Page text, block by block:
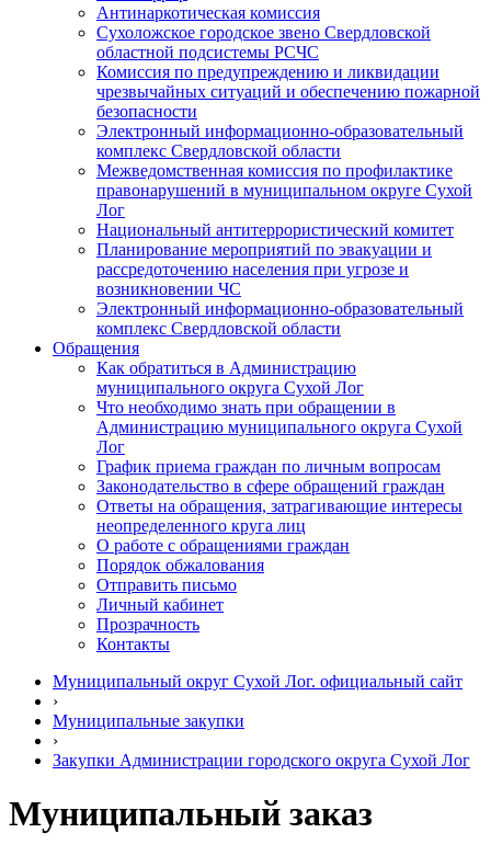
Антинаркотическая комиссия
Сухоложское городское звено Свердловской
областной подсистемы РСЧС
Комиссия по предупреждению и ликвидации
чрезвычайных ситуаций и обеспечению пожарной
безопасности
Электронный информационно-образовательный
комплекс Cвердловской области
Межведомственная комиссия по профилактике
правонарушений в муниципальном округе Сухой
Лог
Национальный антитеррористический комитет
Планирование мероприятий по эвакуации и
рассредоточению населения при угрозе и
возникновении ЧС
Электронный информационно-образовательный
комплекс Свердловской области
Обращения
Как обратиться в Администрацию
муниципального округа Сухой Лог
Что необходимо знать при обращении в
Администрацию муниципального округа Сухой
Лог
График приема граждан по личным вопросам
Законодательство в сфере обращений граждан
Ответы на обращения, затрагивающие интересы
неопределенного круга лиц
О работе с обращениями граждан
Порядок обжалования
Отправить письмо
Личный кабинет
Прозрачность
Контакты
Муниципальный округ Сухой Лог. официальный сайт
›
Муниципальные закупки
›
Закупки Администрации городского округа Сухой Лог
Муниципальный заказ